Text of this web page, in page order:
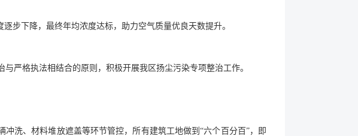
步下降，最终年均浓度达标，助力空气质量优良天数提升。
严格执法相结合的原则，积极开展我区扬尘污染专项整治工作。
洗、材料堆放遮盖等环节管控，所有建筑工地做到“六个百分百”，即